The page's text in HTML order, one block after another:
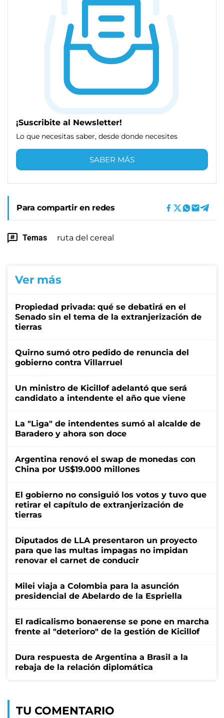
¡Suscribite al Newsletter!
Lo que necesitas saber, desde donde necesites
SABER MÁS
Para compartir en redes
Temas ruta del cereal
Ver más
Propiedad privada: qué se debatirá en el
Senado sin el tema de la extranjerización de
tierras
Quirno sumó otro pedido de renuncia del
gobierno contra Villarruel
Un ministro de Kicillof adelantó que será
candidato a intendente el año que viene
La "Liga" de intendentes sumó al alcalde de
Baradero y ahora son doce
Argentina renovó el swap de monedas con
China por US$19.000 millones
El gobierno no consiguió los votos y tuvo que
retirar el capítulo de extranjerización de
tierras
Diputados de LLA presentaron un proyecto
para que las multas impagas no impidan
renovar el carnet de conducir
Milei viaja a Colombia para la asunción
presidencial de Abelardo de la Espriella
El radicalismo bonaerense se pone en marcha
frente al "deterioro" de la gestión de Kicillof
Dura respuesta de Argentina a Brasil a la
rebaja de la relación diplomática
TU COMENTARIO